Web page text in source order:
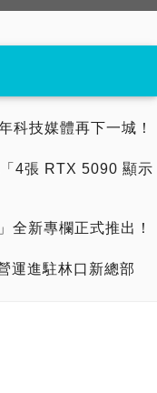
科技媒體再下一城！
4張 RTX 5090 顯示
全新專欄正式推出！
運進駐林口新總部